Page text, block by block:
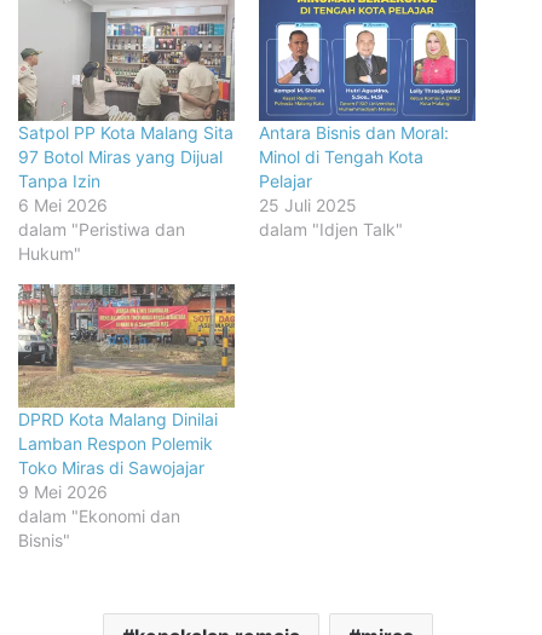
Satpol PP Kota Malang Sita
97 Botol Miras yang Dijual
Tanpa Izin
6 Mei 2026
dalam "Peristiwa dan
Hukum"
Antara Bisnis dan Moral:
Minol di Tengah Kota
Pelajar
25 Juli 2025
dalam "Idjen Talk"
DPRD Kota Malang Dinilai
Lamban Respon Polemik
Toko Miras di Sawojajar
9 Mei 2026
dalam "Ekonomi dan
Bisnis"